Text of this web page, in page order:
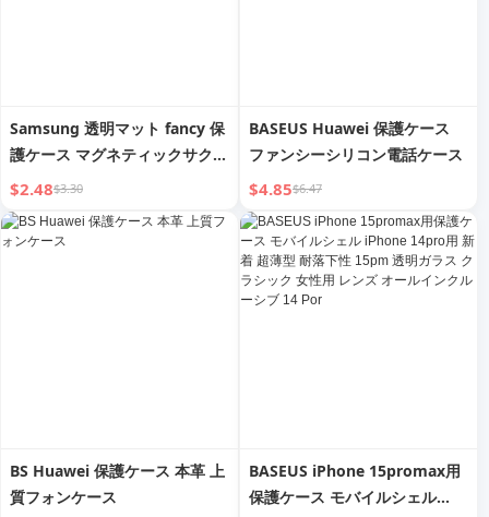
Samsung 透明マット fancy 保
護ケース マグネティックサクシ
ョンシェル
$2.48$3.30
BASEUS Huawei 保護ケース
ファンシーシリコン電話ケース
$4.85$6.47
BS Huawei 保護ケース 本革 上
質フォンケース
BASEUS iPhone 15promax用
保護ケース モバイルシェル